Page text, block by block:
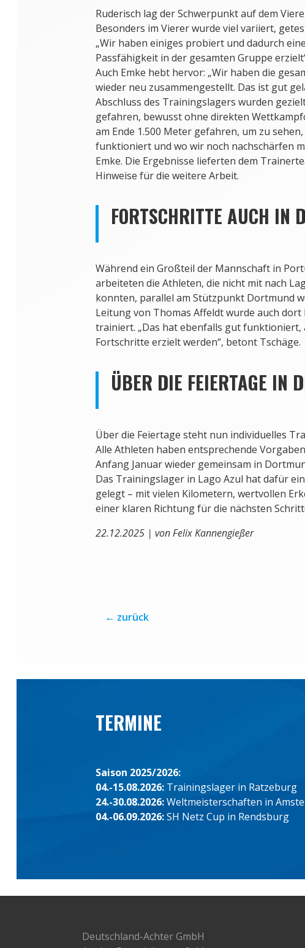
Ruderisch lag der Schwerpunkt auf dem
Besonders im Vierer wurde viel variiert,
„Wir haben einiges probiert und dadurch
Passfähigkeit in der gesamten Gruppe
Auch Emke hebt hervor: „Wir haben die
wieder neu zusammengestellt. Das ist gut
Abschluss des Trainingslagers wurden
gefahren, bewusst ohne direkten
am Ende 1.500 Meter gefahren, um zu
funktioniert und wo wir noch nachschärfen
Emke. Die Ergebnisse lieferten dem
Hinweise für die weitere Arbeit.
FORTSCHRITTE AUCH IN
Während ein Großteil der Mannschaft in
arbeiteten die Athleten, die nicht mit nach
konnten, parallel am Stützpunkt Dortmund
Leitung von Thomas Affeldt wurde auch
trainiert. „Das hat ebenfalls gut funktioniert,
Fortschritte erzielt werden“, betont Tschäge.
ÜBER DIE FEIERTAGE IN
Über die Feiertage steht nun individuelles
Alle Athleten haben entsprechende
Anfang Januar wieder gemeinsam in
Das Trainingslager in Lago Azul hat dafür
gelegt – mit vielen Kilometern, wertvollen
einer klaren Richtung für die nächsten
22.12.2025 | von Felix Kannengießer
← zurück
TERMINE
Saison 2025/2026:
04.-15.08.2026: Trainingslager in Ratzeburg
24.-30.08.2026:Weltmeisterschaften in
04.-06.09.2026:SH Netz Cup in Rendsburg
Deutschland-Achter GmbH